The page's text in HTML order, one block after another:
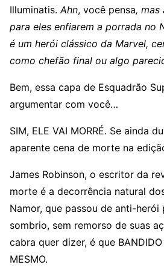
Illuminatis.Ahn, você pensa, mas
para eles enfiarem a porrada no
é um herói clássico da Marvel,
como chefão final ou algo
Bem, essa capa de Esquadrão
argumentar com você…
SIM, ELE VAI MORRÉ. Se ainda
aparente cena de morte na
James Robinson, o escritor da
morte é a decorrência natural
Namor, que passou de anti-herói
sombrio, sem remorso de suas
cabra quer dizer, é que BANDIDO
MESMO.